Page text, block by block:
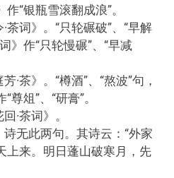
“银瓶雪滚翻成浪”。
茶词》。“只轮碾破”、“早解
》作“只轮慢碾”、“早减
·茶》。“樽酒”、“熬波”句，
俎”、“研膏”。
·茶词》。
无此两句。其诗云：“外家
上来。明日蓬山破寒月，先